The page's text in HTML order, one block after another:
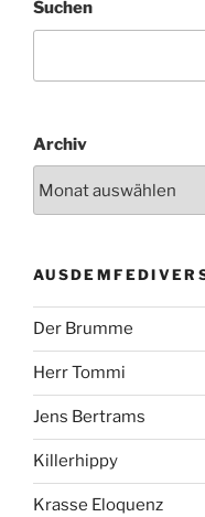
Suchen
Archiv
Der Brumme
Herr Tommi
Jens Bertrams
Killerhippy
Krasse Eloquenz